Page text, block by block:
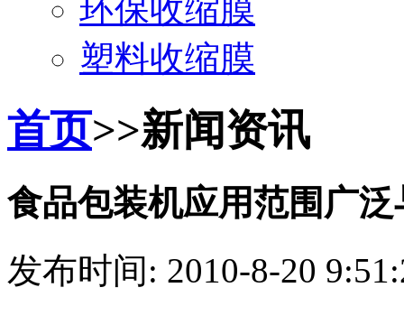
环保收缩膜
塑料收缩膜
首页>>新闻资讯
食品包装机应用范围广
发布时间: 2010-8-20